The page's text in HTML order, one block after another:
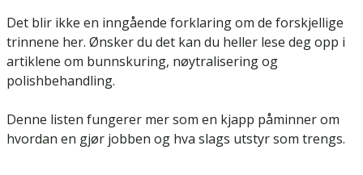
Det blir ikke en inngående forklaring om de forskjellige
trinnene her. Ønsker du det kan du heller lese deg opp i
artiklene om bunnskuring, nøytraliseringog
polishbehandling.
Denne listen fungerer mer som en kjapp påminner om
hvordan en gjør jobben og hva slags utstyr som trengs.